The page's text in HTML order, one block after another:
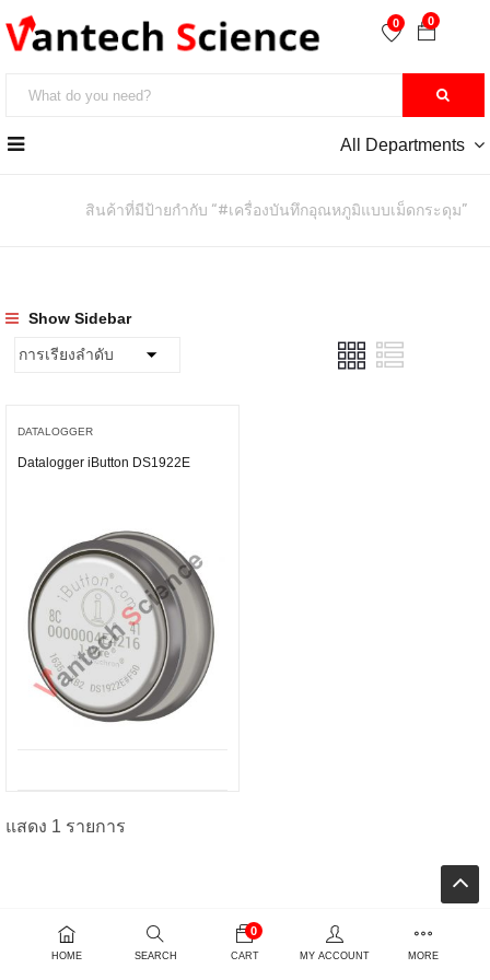
0
0
All Departments
สินค้าที่มีป้ายกำกับ “#เครื่องบันทึกอุณหภูมิแบบเม็ดกระดุม”
Show Sidebar
DATALOGGER
Datalogger iButton DS1922E
แสดง 1 รายการ
HOME SEARCH
0
CART MY ACCOUNT MORE